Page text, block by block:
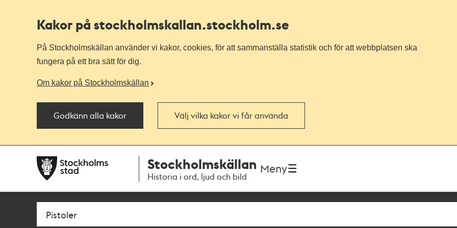
Kakor på stockholmskallan.stockholm.se
På Stockholmskällan använder vi kakor, cookies, för att sammanställa statistik och för att webbplatsen ska
fungera på ett bra sätt för dig.
Om kakor på Stockholmskällan
Godkänn alla kakor Välj vilka kakor vi får använda
navigationen
huvudinnehållet
Stockholmskällan
Historia i ord, ljud och bild
Meny
Sök